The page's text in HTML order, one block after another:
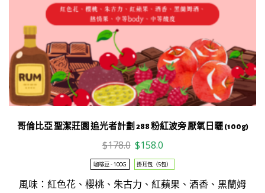
288
粉
紅
波
旁
厭
氧
曬
生
豆
數
量
哥倫比亞 聖潔莊園 追光者計劃 288 粉紅波旁 厭氧日曬 (100g)
$178.0 Original
price
was:
$178.0.
$158.0Current
price
is:
$158.0.
咖啡豆 - 100G 掛耳包（5包）
風味：紅色花、櫻桃、朱古力、紅蘋果、酒香、黑蘭姆